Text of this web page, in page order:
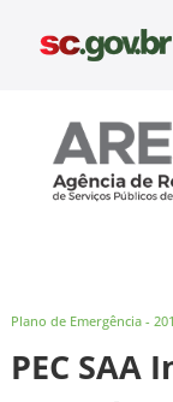
Plano de Emergência -
PEC SAA